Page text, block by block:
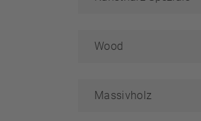
Wood
Massivholz